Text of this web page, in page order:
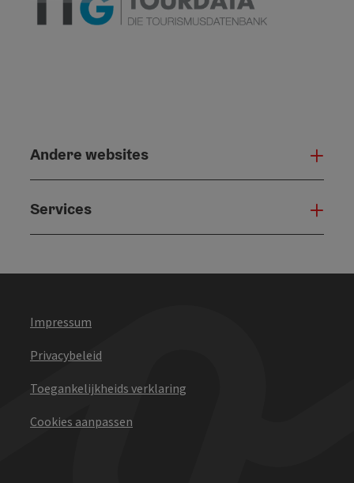
Andere websites
Services
Impressum
Privacybeleid
Toegankelijkheids verklaring
Cookies aanpassen